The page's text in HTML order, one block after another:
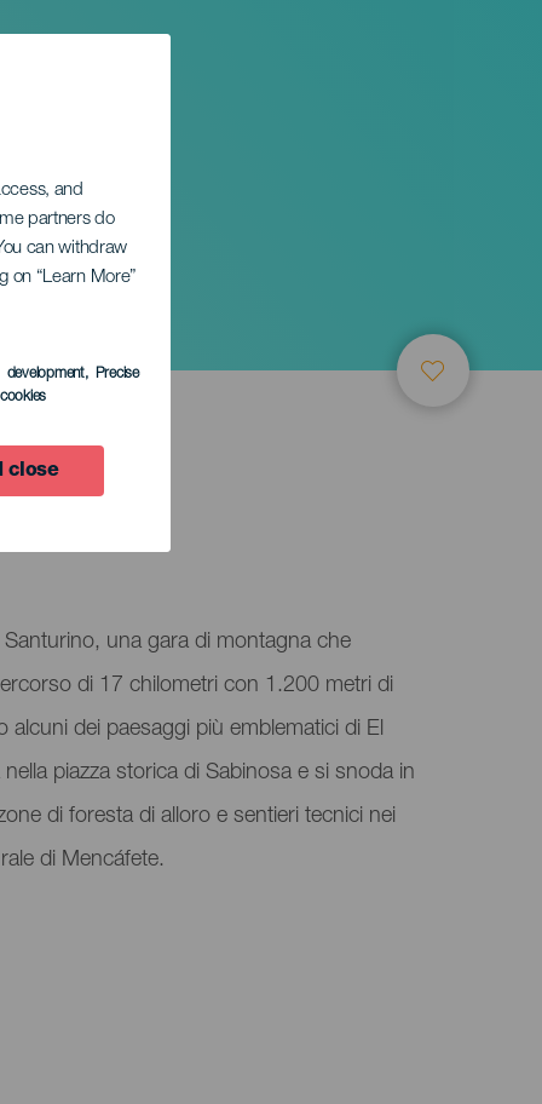
and
partners do
can withdraw
on “Learn More”
development, Precise
close
Santurino, una gara di montagna che
di 17 chilometri con 1.200 metri di
alcuni dei paesaggi più emblematici di El
piazza storica di Sabinosa e si snoda in
di foresta di alloro e sentieri tecnici nei
di Mencáfete.